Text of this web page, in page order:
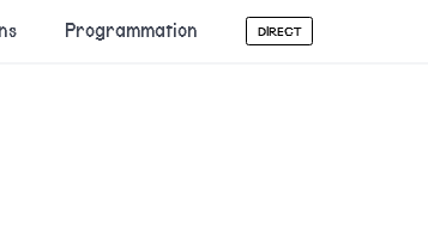
Programmation DIRECT